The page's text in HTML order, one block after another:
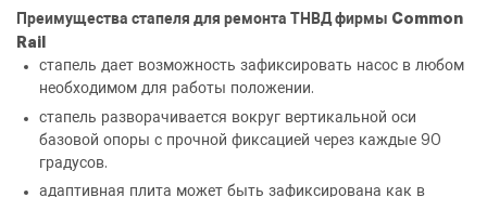
Преимущества стапеля для ремонта ТНВД фирмы Common
Rail
стапель дает возможность зафиксировать насос в любом
необходимом для работы положении.
стапель разворачивается вокруг вертикальной оси
базовой опоры с прочной фиксацией через каждые 90
градусов.
адаптивная плита может быть зафиксирована как в